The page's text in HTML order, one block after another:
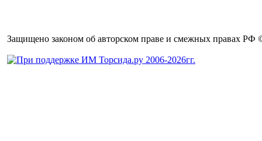
Защищено законом об авторском праве и смежных правах РФ ©